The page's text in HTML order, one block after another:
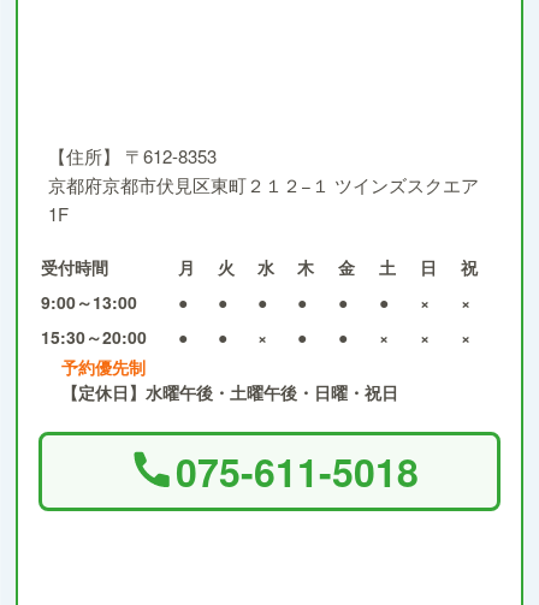
【住所】
〒612-8353
京都府京都市伏見区東町２１２−１ ツインズスクエア
1F
受付時間 月 火 水 木 金 土 日
祝
9:00～13:00
● ● ● ● ● ● ×
×
15:30～20:00
● ● × ● ● × ×
×
予約優先制
【定休日】水曜午後・土曜午後・日曜・祝日
075-611-5018